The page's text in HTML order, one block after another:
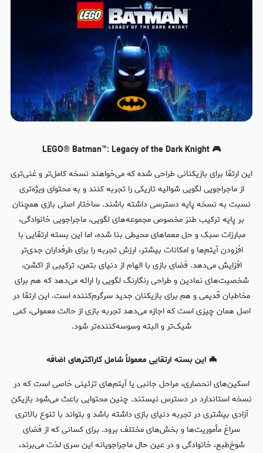
🎮 LEGO® Batman™: Legacy of the Dark Knight
این ارتقا برای بازیکنانی طراحی شده که می‌خواهند نسخه کامل‌تر و غنی‌تری
از ماجراجویی لگویی شوالیه تاریکی را تجربه کنند و به محتوای ویژه‌تری
نسبت به نسخه پایه دسترسی داشته باشند. ساختار اصلی بازی همچنان
بر پایه ترکیب طنز مخصوص مجموعه‌های لگویی، ماجراجویی خانوادگی،
مبارزات سبک و حل معماهای محیطی بنا شده، اما این بسته ارتقایی با
افزودن آیتم‌ها و امکانات بیشتر، ارزش تجربه را برای طرفداران جدی‌تر
افزایش می‌دهد. فضای بازی با الهام از دنیای بتمن، ترکیبی از اکشن،
شخصیت‌های نمادین و طراحی رنگارنگ لگویی را ارائه می‌دهد که هم برای
مخاطبان قدیمی و هم برای بازیکنان جدید سرگرم‌کننده است. این ارتقا در
اصل همان چیزی است که اجازه می‌دهد تجربه بازی از حالت معمولی، کمی
شیک‌تر و البته وسوسه‌کننده‌تر شود.
🦇 این بسته ارتقایی معمولاً شامل کاراکترهای اضافه
اسکین‌های انحصاری، مراحل جانبی یا آیتم‌های تزئینی خاصی است که در
نسخه استاندارد در دسترس نیستند. چنین محتوایی باعث می‌شود بازیکن
آزادی بیشتری در تجربه دنیای بازی داشته باشد و بتواند با تنوع بالاتری
سراغ مأموریت‌ها و بخش‌های مختلف برود. برای کسانی که از فضای
شوخ‌طبع، خانوادگی و در عین حال ماجراجویانه این سری لذت می‌برند،